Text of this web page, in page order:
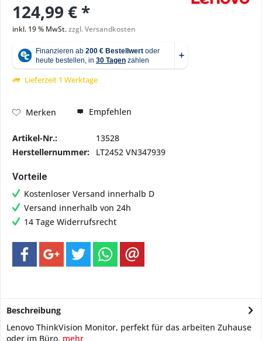
124,99 € *
inkl. 19 % MwSt.zzgl. Versandkosten
Lieferzeit 1 Werktage
Merken Empfehlen
Artikel-Nr.:
13528
Herstellernummer:
LT2452 VN347939
Vorteile
Kostenloser Versand innerhalb D
Versand innerhalb von 24h
14 Tage Widerrufsrecht
Beschreibung
Lenovo ThinkVision Monitor, perfekt für das arbeiten Zuhause
oder im Büro. mehr